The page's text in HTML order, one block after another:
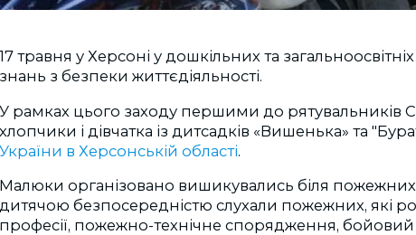
17 травня у Херсоні у дошкільних та
знань з безпеки життєдіяльності.
У рамках цього заходу першими до рятувальників
хлопчики і дівчатка із дитсадків «Вишенька» та
України в Херсонській області.
Малюки організовано вишикувались біля пожежних
дитячою безпосередністю слухали пожежних, які
професії, пожежно-технічне спорядження, бойовий